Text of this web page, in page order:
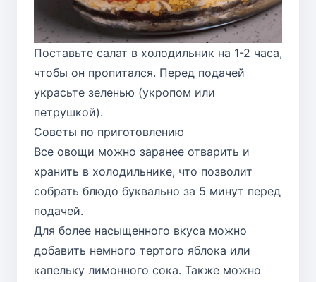
Поставьте салат в холодильник на 1-2 часа,
чтобы он пропитался. Перед подачей
украсьте зеленью (укропом или
петрушкой).
Советы по приготовлению
Все овощи можно заранее отварить и
хранить в холодильнике, что позволит
собрать блюдо буквально за 5 минут перед
подачей.
Для более насыщенного вкуса можно
добавить немного тертого яблока или
капельку лимонного сока. Также можно